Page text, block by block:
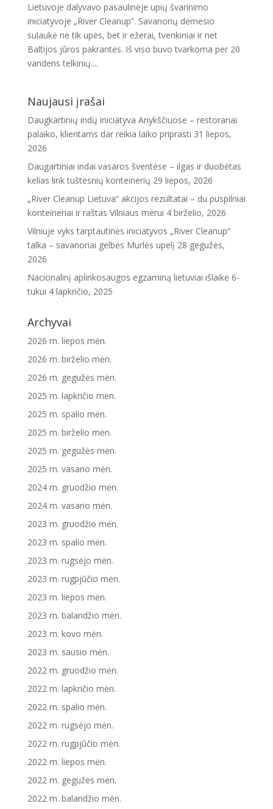
Lietuvoje dalyvavo pasaulinėje upių švarinimo
iniciatyvoje „River Cleanup”. Savanorių dėmesio
sulaukė ne tik upės, bet ir ežerai, tvenkiniai ir net
Baltijos jūros pakrantės. Iš viso buvo tvarkoma per 20
vandens telkinių....
Naujausi įrašai
Daugkartinių indų iniciatyva Anykščiuose – restoranai
palaiko, klientams dar reikia laiko priprasti 31 liepos,
2026
Daugartiniai indai vasaros šventėse – ilgas ir duobėtas
kelias link tuštesnių konteinerių 29 liepos, 2026
„River Cleanup Lietuva“ akcijos rezultatai – du puspilniai
konteineriai ir raštas Vilniaus merui 4 birželio, 2026
Vilniuje vyks tarptautinės iniciatyvos „River Cleanup“
talka – savanoriai gelbės Murlės upelį 28 gegužės,
2026
Nacionalinį aplinkosaugos egzaminą lietuviai išlaikė 6-
tukui 4 lapkričio, 2025
Archyvai
2026 m. liepos mėn.
2026 m. birželio mėn.
2026 m. gegužės mėn.
2025 m. lapkričio mėn.
2025 m. spalio mėn.
2025 m. birželio mėn.
2025 m. gegužės mėn.
2025 m. vasario mėn.
2024 m. gruodžio mėn.
2024 m. vasario mėn.
2023 m. gruodžio mėn.
2023 m. spalio mėn.
2023 m. rugsėjo mėn.
2023 m. rugpjūčio mėn.
2023 m. liepos mėn.
2023 m. balandžio mėn.
2023 m. kovo mėn.
2023 m. sausio mėn.
2022 m. gruodžio mėn.
2022 m. lapkričio mėn.
2022 m. spalio mėn.
2022 m. rugsėjo mėn.
2022 m. rugpjūčio mėn.
2022 m. liepos mėn.
2022 m. gegužės mėn.
2022 m. balandžio mėn.